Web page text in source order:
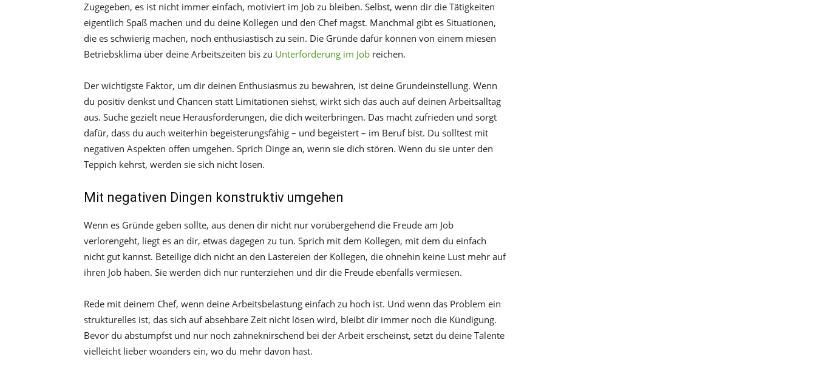
Zugegeben, es ist nicht immer einfach, motiviert im Job zu bleiben. Selbst, wenn dir die Tätigkeiten
eigentlich Spaß machen und du deine Kollegen und den Chef magst. Manchmal gibt es Situationen,
die es schwierig machen, noch enthusiastisch zu sein. Die Gründe dafür können von einem miesen
Betriebsklima über deine Arbeitszeiten bis zu Unterforderung im Job reichen.
Der wichtigste Faktor, um dir deinen Enthusiasmus zu bewahren, ist deine Grundeinstellung. Wenn
du positiv denkst und Chancen statt Limitationen siehst, wirkt sich das auch auf deinen Arbeitsalltag
aus. Suche gezielt neue Herausforderungen, die dich weiterbringen. Das macht zufrieden und sorgt
dafür, dass du auch weiterhin begeisterungsfähig – und begeistert – im Beruf bist. Du solltest mit
negativen Aspekten offen umgehen. Sprich Dinge an, wenn sie dich stören. Wenn du sie unter den
Teppich kehrst, werden sie sich nicht lösen.
Mit negativen Dingen konstruktiv umgehen
Wenn es Gründe geben sollte, aus denen dir nicht nur vorübergehend die Freude am Job
verlorengeht, liegt es an dir, etwas dagegen zu tun. Sprich mit dem Kollegen, mit dem du einfach
nicht gut kannst. Beteilige dich nicht an den Lästereien der Kollegen, die ohnehin keine Lust mehr auf
ihren Job haben. Sie werden dich nur runterziehen und dir die Freude ebenfalls vermiesen.
Rede mit deinem Chef, wenn deine Arbeitsbelastung einfach zu hoch ist. Und wenn das Problem ein
strukturelles ist, das sich auf absehbare Zeit nicht lösen wird, bleibt dir immer noch die Kündigung.
Bevor du abstumpfst und nur noch zähneknirschend bei der Arbeit erscheinst, setzt du deine Talente
vielleicht lieber woanders ein, wo du mehr davon hast.